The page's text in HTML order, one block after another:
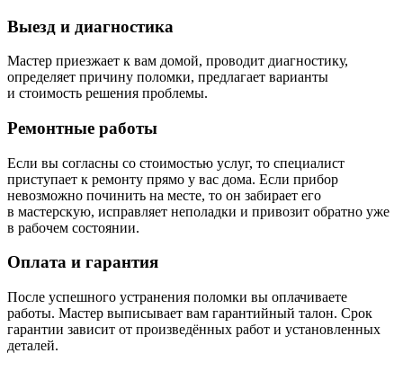
Выезд и диагностика
Мастер приезжает к вам домой, проводит диагностику,
определяет причину поломки, предлагает варианты
и стоимость решения проблемы.
Ремонтные работы
Если вы согласны со стоимостью услуг, то специалист
приступает к ремонту прямо у вас дома. Если прибор
невозможно починить на месте, то он забирает его
в мастерскую, исправляет неполадки и привозит обратно уже
в рабочем состоянии.
Оплата и гарантия
После успешного устранения поломки вы оплачиваете
работы. Мастер выписывает вам гарантийный талон. Срок
гарантии зависит от произведённых работ и установленных
деталей.